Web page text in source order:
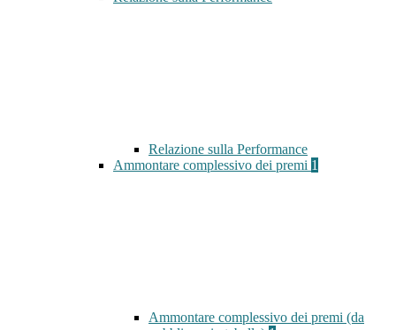
Relazione sulla Performance
Ammontare complessivo dei premi 1
Ammontare complessivo dei premi (da